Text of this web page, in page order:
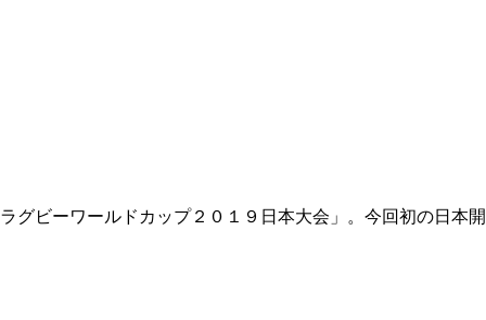
グビーワールドカップ２０１９日本大会」。今回初の日本開